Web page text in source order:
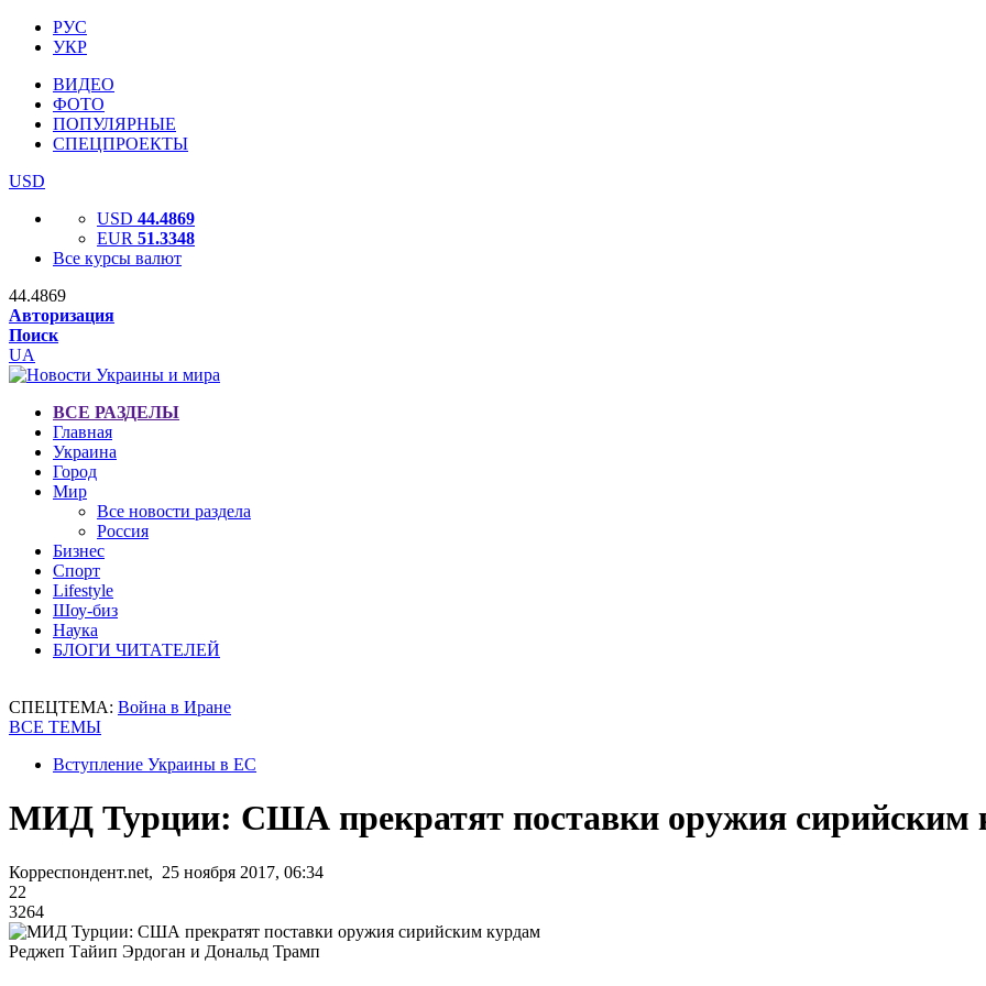
РУС
УКР
ВИДЕО
ФОТО
ПОПУЛЯРНЫЕ
СПЕЦПРОЕКТЫ
USD
USD 44.4869
EUR 51.3348
Все курсы валют
44.4869
Авторизация
Поиск
UA
ВСЕ РАЗДЕЛЫ
Главная
Украина
Город
Мир
Все новости раздела
Россия
Бизнес
Спорт
Lifestyle
Шоу-биз
Наука
БЛОГИ ЧИТАТЕЛЕЙ
СПЕЦТЕМА: Война в Иране
ВСЕ ТЕМЫ
Вступление Украины в ЕС
МИД Турции: США прекратят поставки оружия сирийским
Корреспондент.net, 25 ноября 2017, 06:34
22
3264
Реджеп Тайип Эрдоган и Дональд Трамп